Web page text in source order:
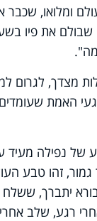
ומלואו, שכבר
שבולם את פיו
מצדך, לגרום
האמת
של נפילה
זהו טבע
יתברך,
רגע, שלב